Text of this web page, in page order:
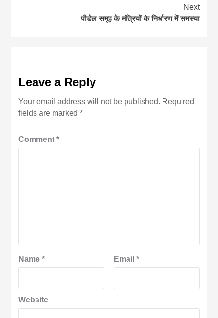
Next
पौडेल समूह के मंत्रियों के निर्धारण में समस्या
Leave a Reply
Your email address will not be published. Required
fields are marked*
Comment*
Name* Email *
Website